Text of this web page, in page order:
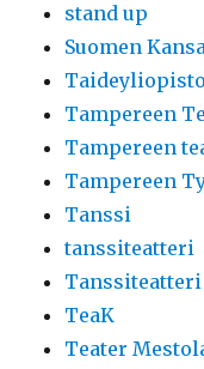
stand up
Suomen
Tampereen
Tampereen
Tampereen
Tanssi
tanssiteatteri
TeaK
Teater